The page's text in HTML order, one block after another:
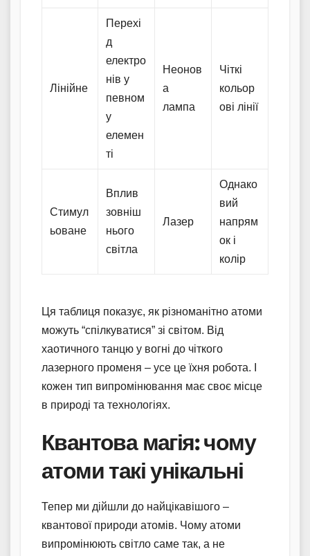
Лінійне
Перехі
д
електро
нів у
певном
у
елемен
ті
Неонов
а
лампа
Чіткі
кольор
ові лінії
Стимул
ьоване
Вплив
зовніш
нього
світла
Лазер
Однако
вий
напрям
ок і
колір
Ця таблиця показує, як різноманітно атоми
можуть “спілкуватися” зі світом. Від
хаотичного танцю у вогні до чіткого
лазерного променя – усе це їхня робота. І
кожен тип випромінювання має своє місце
в природі та технологіях.
Квантова магія: чому
атоми такі унікальні
Тепер ми дійшли до найцікавішого –
квантової природи атомів. Чому атоми
випромінюють світло саме так, а не